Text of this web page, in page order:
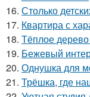
16. Столько
17. Квартира с
18. Тёплое
19. Бежевый
20. Однушка для
21. Трёшка, где